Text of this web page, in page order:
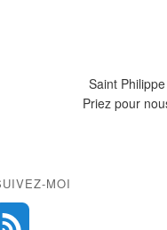
Saint Philippe
Priez pour
MOI